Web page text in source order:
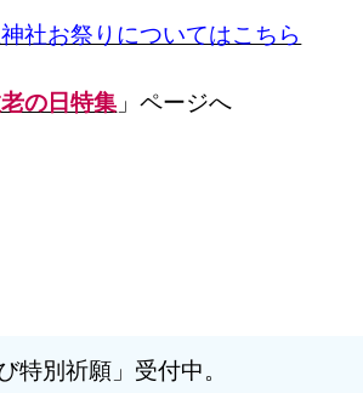
社お祭りについてはこちら
の日特集 」ページへ
特別祈願」受付中。